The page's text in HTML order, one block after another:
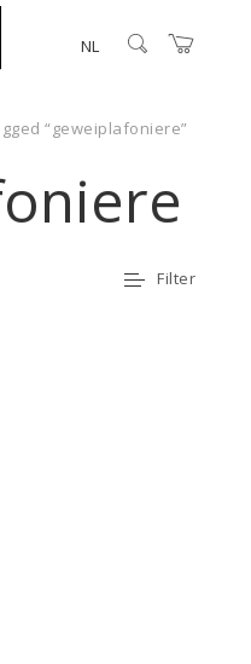
NL
“geweiplafoniere”
Filter